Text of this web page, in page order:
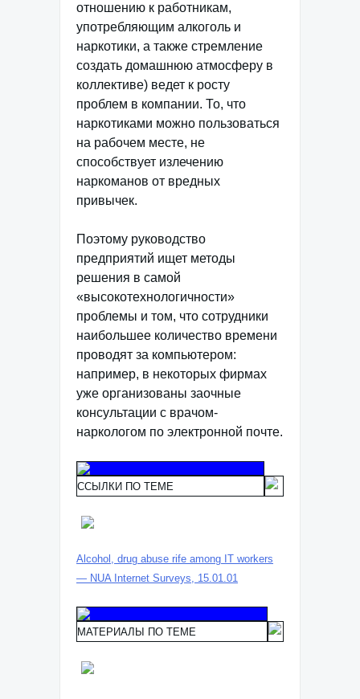
отношению к работникам,
употребляющим алкоголь и
наркотики, а также стремление
создать домашнюю атмосферу в
коллективе) ведет к росту
проблем в компании. То, что
наркотиками можно пользоваться
на рабочем месте, не
способствует излечению
наркоманов от вредных
привычек.
Поэтому руководство
предприятий ищет методы
решения в самой
«высокотехнологичности»
проблемы и том, что сотрудники
наибольшее количество времени
проводят за компьютером:
например, в некоторых фирмах
уже организованы заочные
консультации с врачом-
наркологом по электронной почте.
ССЫЛКИ ПО ТЕМЕ
Alcohol, drug abuse rife among IT workers
— NUA Internet Surveys, 15.01.01
МАТЕРИАЛЫ ПО ТЕМЕ